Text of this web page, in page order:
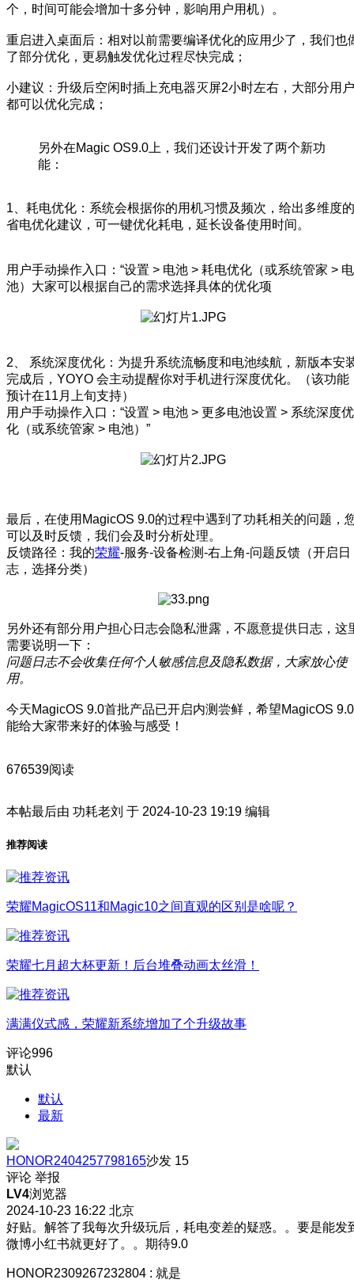
个，时间可能会增加十多分钟，影响用户用机）。
重启进入桌面后：相对以前需要编译优化的应用少了，我们也
了部分优化，更易触发优化过程尽快完成；
小建议：升级后空闲时插上充电器灭屏2小时左右，大部分用户
都可以优化完成；
另外在Magic OS9.0上，我们还设计开发了两个新功
能：
1、耗电优化：系统会根据你的用机习惯及频次，给出多维度的
省电优化建议，可一键优化耗电，延长设备使用时间。
用户手动操作入口：“设置 > 电池 > 耗电优化（或系统管家 > 电
池）大家可以根据自己的需求选择具体的优化项
2、 系统深度优化：为提升系统流畅度和电池续航，新版本安
完成后，YOYO 会主动提醒你对手机进行深度优化。（该功能
预计在11月上旬支持）
用户手动操作入口：“设置 > 电池 > 更多电池设置 > 系统深度优
化（或系统管家 > 电池）”
最后，在使用MagicOS 9.0的过程中遇到了功耗相关的问题，
可以及时反馈，我们会及时分析处理。
反馈路径：我的荣耀-服务-设备检测-右上角-问题反馈（开启日
志，选择分类）
另外还有部分用户担心日志会隐私泄露，不愿意提供日志，这
需要说明一下：
问题日志不会收集任何个人敏感信息及隐私数据，大家放心使
用。
今天MagicOS 9.0首批产品已开启内测尝鲜，希望MagicOS 9.0
能给大家带来好的体验与感受！
676539阅读
本帖最后由 功耗老刘 于 2024-10-23 19:19 编辑
推荐阅读
荣耀MagicOS11和Magic10之间直观的区别是啥呢？
荣耀七月超大杯更新！后台堆叠动画太丝滑！
满满仪式感，荣耀新系统增加了个升级故事
评论996
默认
默认
最新
HONOR2404257798165沙发 15
评论 举报
LV4浏览器
2024-10-23 16:22 北京
好贴。解答了我每次升级玩后，耗电变差的疑惑。。要是能发
微博小红书就更好了。。期待9.0
HONOR2309267232804 : 就是